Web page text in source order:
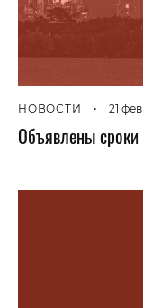
НОВОСТИ • 21
Объявлены сроки